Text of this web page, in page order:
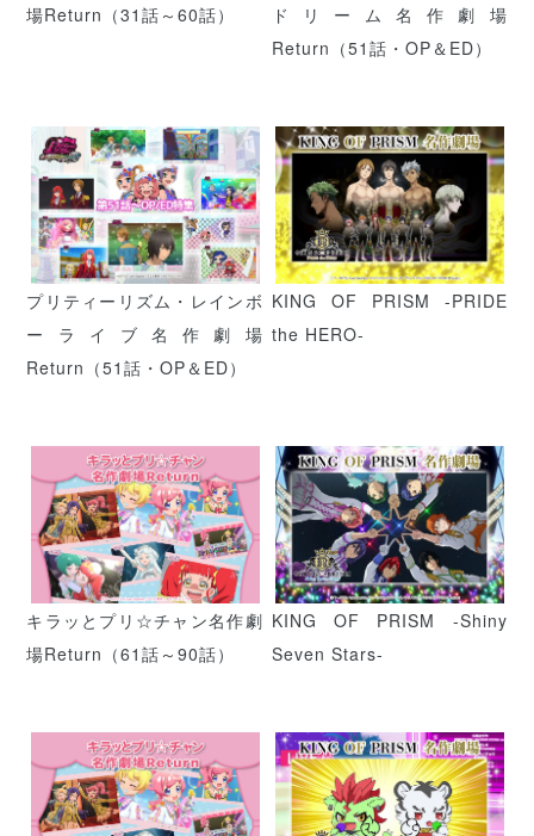
場Return（31話～60話）
ドリーム名作劇場
Return（51話・OP＆ED）
プリティーリズム・レインボ
ーライブ名作劇場
Return（51話・OP＆ED）
KING OF PRISM -PRIDE
the HERO-
キラッとプリ☆チャン名作劇
場Return（61話～90話）
KING OF PRISM -Shiny
Seven Stars-